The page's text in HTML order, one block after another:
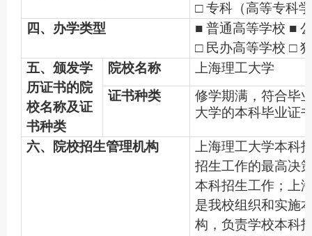
□ 专科（高等专科
四、办学类型
■ 普通高等学校 ■
□ 民办高等学校 □
五、颁发学
历证书的院
校名称及证
书种类
院校名称
上海理工大学
证书种类
修学期满，符合毕
大学的本科毕业证
六、院校招生管理机构
上海理工大学本科
招生工作的最高决
本科招生工作；上
是我校组织和实施
构，负责学校本科